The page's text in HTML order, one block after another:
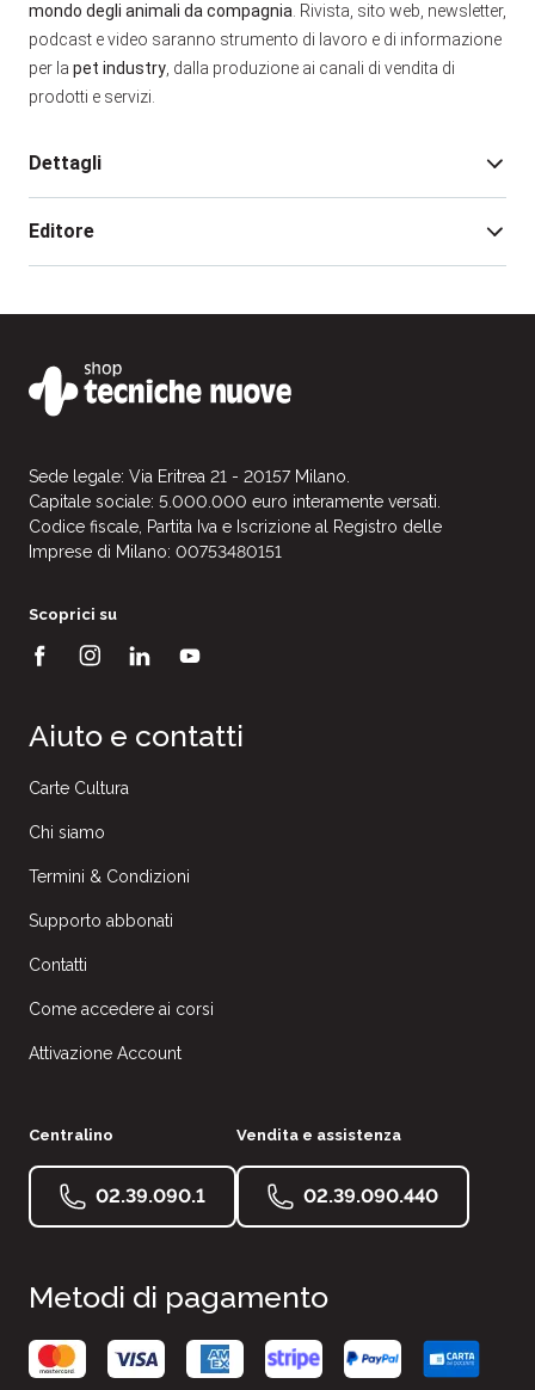
mondo degli animali da compagnia. Rivista, sito web, newsletter,
podcast e video saranno strumento di lavoro e di informazione
per la pet industry, dalla produzione ai canali di vendita di
prodotti e servizi.
Dettagli
Anno fondazione: 2012
Sito web: www.pettrend.it
Editore
Helyx nasce come gruppo editoriale e di
del benessere
Sede legale: Via Eritrea 21 - 20157 Milano.
Capitale sociale: 5.000.000 euro interamente versati.
Codice fiscale, Partita Iva e Iscrizione al Registro delle
Imprese di Milano: 00753480151
Scoprici su
Aiuto e contatti
Carte Cultura
Chi siamo
Termini & Condizioni
Supporto abbonati
Contatti
Come accedere ai corsi
Attivazione Account
Centralino
02.39.090.1
Vendita e assistenza
02.39.090.440
Metodi di pagamento